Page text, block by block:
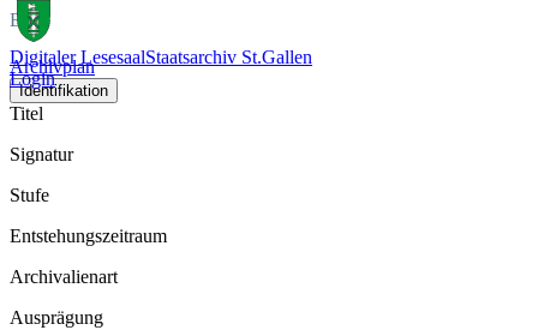
Digitaler LesesaalStaatsarchiv St.Gallen
Login
Buch
Archivplan
Identifikation
Titel
Signatur
Stufe
Entstehungszeitraum
Archivalienart
Ausprägung